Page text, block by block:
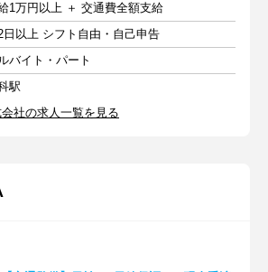
1万円以上 ＋ 交通費全額支給
日以上 シフト自由・自己申告
バイト・パート
駅
社の求人一覧を見る